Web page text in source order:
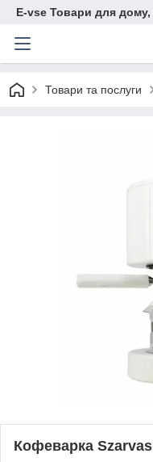
E-vse Товари для дому,
Товари та послуги
Кофеварка